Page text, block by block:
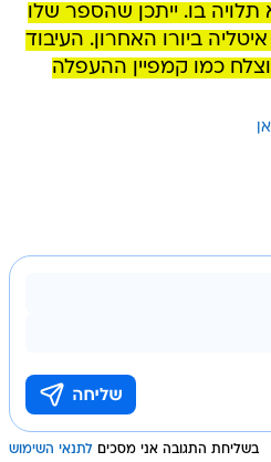
בו. ייתכן שהספר שלו
ביורו האחרון. העיבוד
כמו קמפיין ההעפלה
בשליחת התגובה אני מסכים לתנאי השימוש